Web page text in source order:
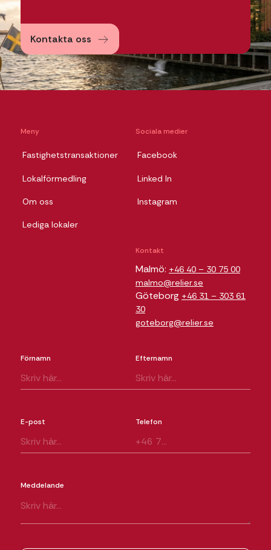
Kontakta oss
Meny
Fastighetstransaktioner
Lokalförmedling
Om oss
Lediga lokaler
Sociala medier
Facebook
Linked In
Instagram
Kontakt
Malmö: +46 40 – 30 75 00
malmo@relier.se
Göteborg +46 31 – 303 61
30
goteborg@relier.se
Förnamn Efternamn
E-post Telefon
Meddelande